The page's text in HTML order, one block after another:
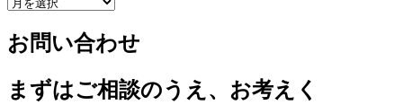
カ
イ
ブ
お問い合わせ
まずはご相談のうえ、お考えく